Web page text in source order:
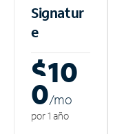
Signatur
e
$10
0/mo
por 1 año